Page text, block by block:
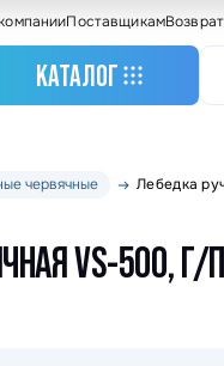
Поставщикам
КАТАЛОГ
Станочное
оборудование
Складское
червячные Лебедка
VS-500, Г/П